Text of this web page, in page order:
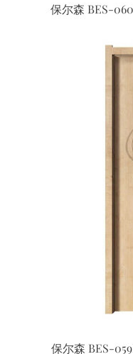
保尔森 BES-
保尔森 BES-